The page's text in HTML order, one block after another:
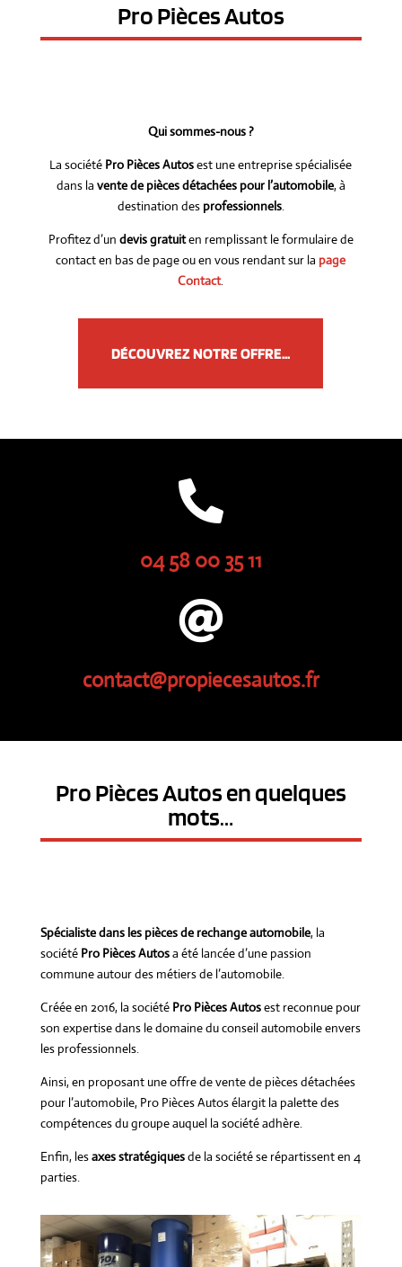
Pro Pièces Autos
Qui sommes-nous ?
La société Pro Pièces Autosest une entreprise spécialisée
dans la vente de pièces détachées pour l’automobile, à
destination des professionnels.
Profitez d’un devis gratuiten remplissant le formulaire de
contact en bas de page ou en vous rendant sur la page
Contact.
DÉCOUVREZ NOTRE OFFRE...

04 58 00 35 11

contact@propiecesautos.fr
Pro Pièces Autos en quelques
mots…
Spécialiste dans les pièces de rechange automobile, la
société Pro Pièces Autosa été lancée d’une passion
commune autour des métiers de l’automobile.
Créée en 2016, la société Pro Pièces Autosest reconnue pour
son expertise dans le domaine du conseil automobile envers
les professionnels.
Ainsi, en proposant une offre de vente de pièces détachées
pour l’automobile, Pro Pièces Autos élargit la palette des
compétences du groupe auquel la société adhère.
Enfin, lesaxes stratégiquesde la société se répartissent en 4
parties.